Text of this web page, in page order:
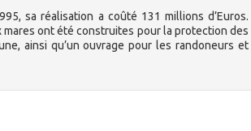
sa réalisation a coûté 131 millions d’Euros.
mares ont été construites pour la protection des
ainsi qu’un ouvrage pour les randoneurs et